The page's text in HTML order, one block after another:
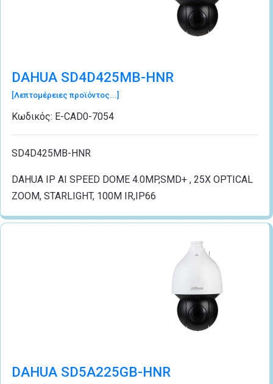
DAHUA SD4D425MB-HNR
[Λεπτομέρειες προϊόντος...]
Κωδικός: Ε-CAD0-7054
SD4D425MB-HNR
DAHUA IP AI SPEED DOME 4.0MP,SMD+ , 25X OPTICAL
ZOOM, STARLIGHT, 100M IR,IP66
DAHUA SD5A225GB-HNR